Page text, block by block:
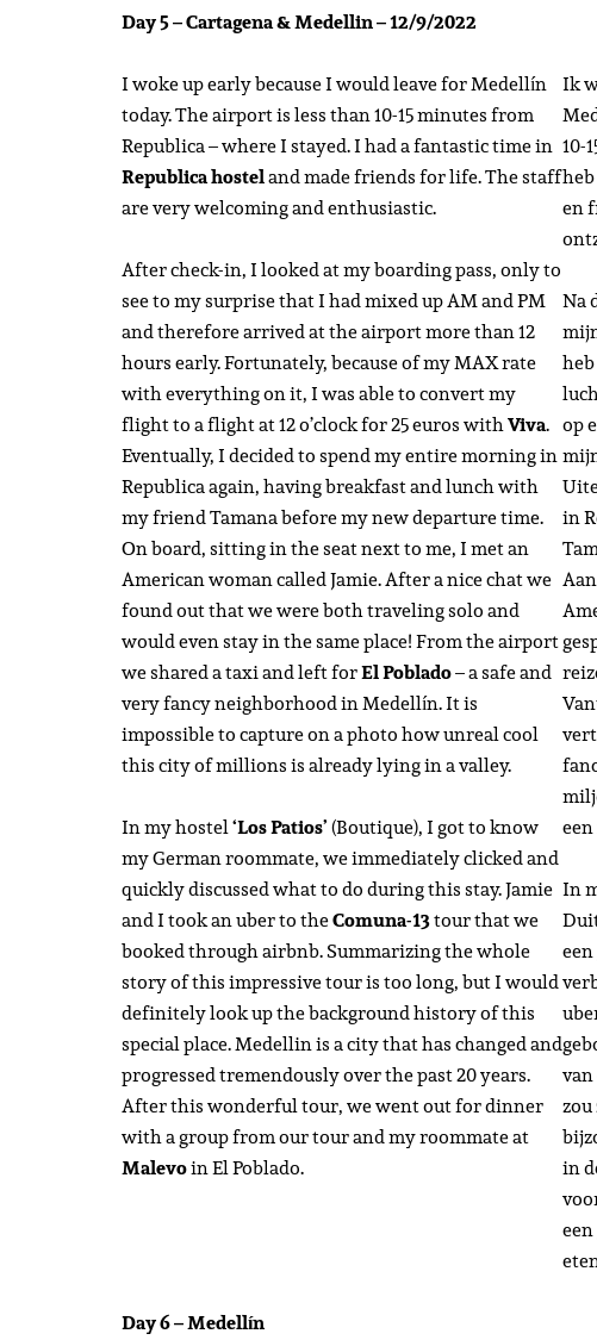
Day 5 – Cartagena & Medellin – 12/9/2022
I woke up early because I would leave for Medellín
today. The airport is less than 10-15 minutes from
Republica – where I stayed. I had a fantastic time in
Republica hosteland made friends for life. The staff
are very welcoming and enthusiastic.
After check-in, I looked at my boarding pass, only to
see to my surprise that I had mixed up AM and PM
and therefore arrived at the airport more than 12
hours early. Fortunately, because of my MAX rate
with everything on it, I was able to convert my
flight to a flight at 12 o’clock for 25 euros withViva.
Eventually, I decided to spend my entire morning in
Republica again, having breakfast and lunch with
my friend Tamana before my new departure time.
On board, sitting in the seat next to me, I met an
American woman called Jamie. After a nice chat we
found out that we were both traveling solo and
would even stay in the same place! From the airport
we shared a taxi and left forEl Poblado– a safe and
very fancy neighborhood in Medellín. It is
impossible to capture on a photo how unreal cool
this city of millions is already lying in a valley.
In my hostel‘Los Patios’(Boutique), I got to know
my German roommate, we immediately clicked and
quickly discussed what to do during this stay. Jamie
and I took an uber to theComuna-13tour that we
booked through airbnb. Summarizing the whole
story of this impressive tour is too long, but I would
definitely look up the background history of this
special place. Medellin is a city that has changed and
progressed tremendously over the past 20 years.
After this wonderful tour, we went out for dinner
with a group from our tour and my roommate at
Malevoin El Poblado.
Ik
10-
en
Na
op
in
In
in
Day 6 – Medellín